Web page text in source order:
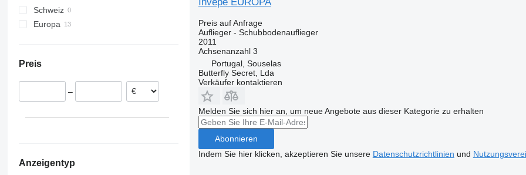
Schweiz
Europa
Preis
–
Anzeigentyp
Preis auf Anfrage
Auflieger - Schubbodenauflieger
2011
Achsenanzahl 3
Portugal, Souselas
Butterfly Secret, Lda
Verkäufer kontaktieren
Melden Sie sich hier an, um neue Angebote aus dieser Kategorie zu erhalten
Abonnieren
Indem Sie hier klicken, akzeptieren Sie unsere Datenschutzrichtlinien und